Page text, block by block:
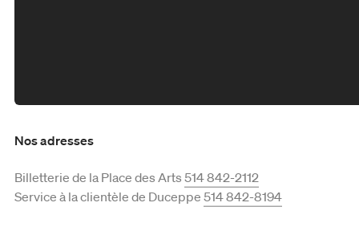
Nos adresses
Billetterie de la Place des Arts 514 842-2112
Service à la clientèle de Duceppe 514 842-8194